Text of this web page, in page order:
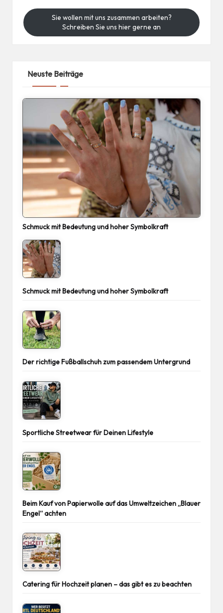
Sie wollen mit uns zusammen arbeiten?
Schreiben Sie uns hier gerne an
Neuste Beiträge
Schmuck mit Bedeutung und hoher Symbolkraft
Schmuck mit Bedeutung und hoher Symbolkraft
Der richtige Fußballschuh zum passendem Untergrund
Sportliche Streetwear für Deinen Lifestyle
Beim Kauf von Papierwolle auf das Umweltzeichen „Blauer
Engel“ achten
Catering für Hochzeit planen – das gibt es zu beachten